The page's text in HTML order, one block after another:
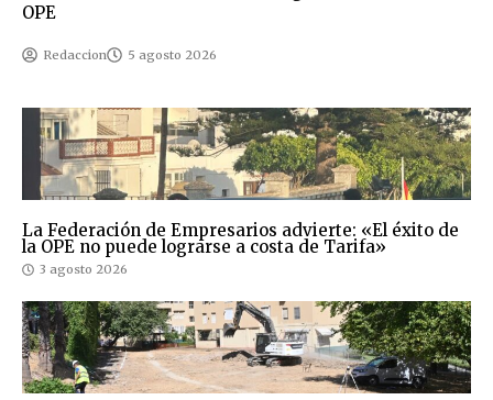
OPE
Redaccion 5 agosto 2026
La Federación de Empresarios advierte: «El éxito de
la OPE no puede lograrse a costa de Tarifa»
3 agosto 2026